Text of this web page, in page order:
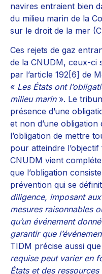
navires entraient bien
du milieu marin de la
sur le droit de la mer
Ces rejets de gaz
de la CNUDM, ceux-ci
par l’article 192[6] de
« Les États ont
milieu marin». Le
présence d’une
et non d’une
l’obligation de mettre
pour atteindre l’objectif
CNUDM vient
que l’obligation
prévention qui se
diligence, imposant
mesures raisonnables
qu’un événement
garantir que
TIDM précise aussi
requise peut varier en
États et des